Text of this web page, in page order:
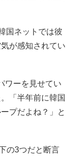
国ネットでは彼
が感知されてい
ワーを見せてい
「半年前に韓国
プだよね？」と
の3つだと断言